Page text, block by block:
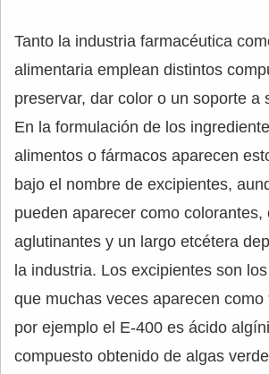
Tanto la industria farmacéutica
alimentaria emplean distintos
preservar, dar color o un soporte a
En la formulación de los
alimentos o fármacos aparecen
bajo el nombre de excipientes,
pueden aparecer como colorantes,
aglutinantes y un largo etcétera
la industria. Los excipientes son
que muchas veces aparecen como
por ejemplo el E-400 es ácido
compuesto obtenido de algas